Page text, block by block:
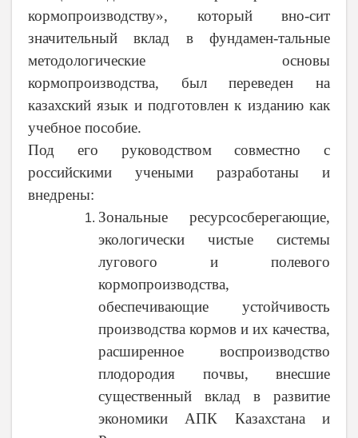
кормопроизводству», который вно-сит
значительный вклад в фундамен-тальные
методологические основы
кормопроизводства, был переведен на
казахский язык и подготовлен к изданию как
учебное пособие.
Под его руководством совместно с
российскими учеными разработаны и
внедрены:
Зональные ресурсосберегающие,
экологически чистые системы
лугового и полевого
кормопроизводства,
обеспечивающие устойчивость
производства кормов и их качества,
расширенное воспроизводство
плодородия почвы, внесшие
существенный вклад в развитие
экономики АПК Казахстана и